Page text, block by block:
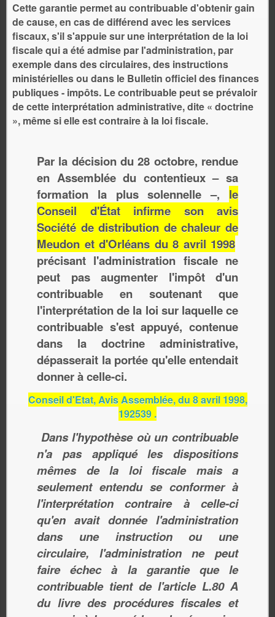
Cette garantie permet au contribuable d'obtenir gain
de cause, en cas de différend avec les services
fiscaux, s'il s'appuie sur une interprétation de la loi
fiscale qui a été admise par l'administration, par
exemple dans des circulaires, des instructions
ministérielles ou dans le Bulletin officiel des finances
publiques - impôts. Le contribuable peut se prévaloir
de cette interprétation administrative, dite « doctrine
», même si elle est contraire à la loi fiscale.
Par la décision du 28 octobre, rendue
en Assemblée du contentieux – sa
formation la plus solennelle –, le
Conseil d'État infirme son avis
Société de distribution de chaleur de
Meudon et d'Orléans du 8 avril 1998
précisant l'administration fiscale ne
peut pas augmenter l'impôt d'un
contribuable en soutenant que
l'interprétation de la loi sur laquelle ce
contribuable s'est appuyé, contenue
dans la doctrine administrative,
dépasserait la portée qu'elle entendait
donner à celle-ci.
Conseil d'Etat, Avis Assemblée, du 8 avril 1998,
192539 .
Dans l'hypothèse où un contribuable
n'a pas appliqué les dispositions
mêmes de la loi fiscale mais a
seulement entendu se conformer à
l'interprétation contraire à celle-ci
qu'en avait donnée l'administration
dans une instruction ou une
circulaire, l'administration ne peut
faire échec à la garantie que le
contribuable tient de l'article L.80 A
du livre des procédures fiscales et